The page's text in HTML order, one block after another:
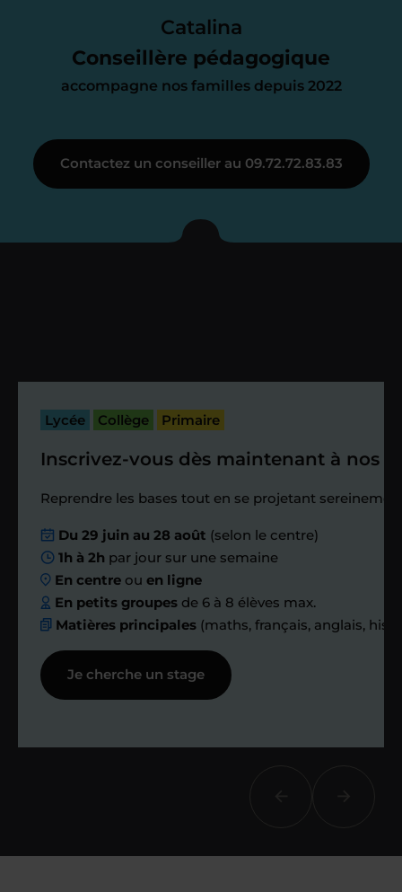
Catalina
Conseillère pédagogique
accompagne nos familles depuis 2022
parfait. À partir de maintenant nous
nous occupons de tout.
Je vous présente votre
enseignant sous 72
passé.
Étape 4
Nous planifions
ensemble des
échanges réguliers
Afin de suivre le travail et les progrès
réalisés, votre enseignant et moi-
même vous proposons des points et
Contactez un conseiller au 09.72.72.83.83
Lycée Collège Primaire
Inscrivez-vous dès maintenant à nos
Reprendre les bases tout en se projetant
Du 29 juin au 28 août (selon le centre)
1h à 2h par jour sur une semaine
En centre ouen ligne
En petits groupes de 6 à 8 élèves max.
Matières principales (maths, français, anglais,
Je cherche un stage